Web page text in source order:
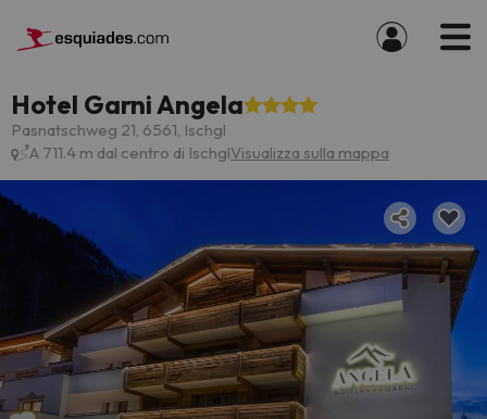
Hotel Garni Angela
Pasnatschweg 21, 6561, Ischgl
A 711.4 m dal centro di IschglVisualizza sulla mappa